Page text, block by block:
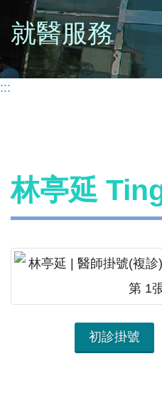
就醫服務
:::
林亭延
初診掛號